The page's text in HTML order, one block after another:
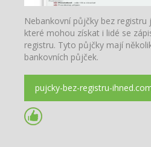
Nebankovní půjčky bez
které mohou získat i lidé se
registru. Tyto půjčky mají
bankovních půjček.
pujcky-bez-registru-